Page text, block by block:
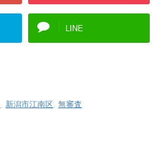
LINE
, 新潟市江南区, 無審査